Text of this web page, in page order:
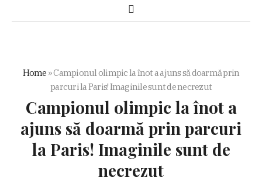
Home »Campionul olimpic la înot a ajuns să doarmă prin
parcuri la Paris! Imaginile sunt de necrezut
Campionul olimpic la înot a
ajuns să doarmă prin parcuri
la Paris! Imaginile sunt de
necrezut